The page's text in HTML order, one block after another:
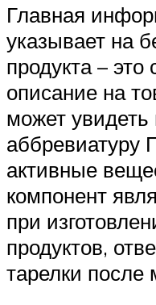
Главная
указывает на
продукта – это
описание на
может
аббревиатуру
активные
компонент
при
продуктов,
тарелки после